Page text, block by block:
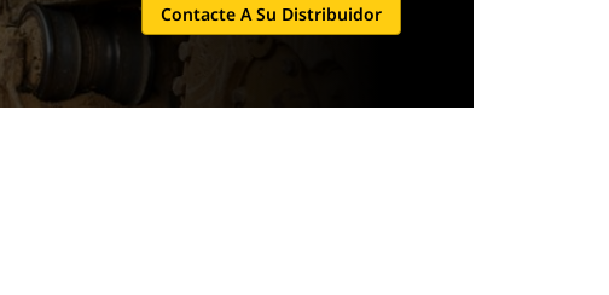
Contacte A Su Distribuidor